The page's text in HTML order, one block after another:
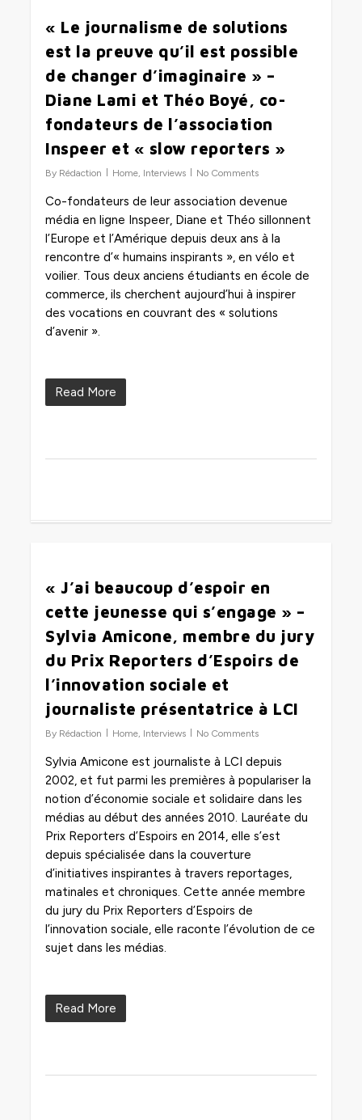
« Le journalisme de solutions
est la preuve qu’il est possible
de changer d’imaginaire » –
Diane Lami et Théo Boyé, co-
fondateurs de l’association
Inspeer et « slow reporters »
By Rédaction Home, Interviews No Comments
Co-fondateurs de leur association devenue
média en ligne Inspeer, Diane et Théo sillonnent
l’Europe et l’Amérique depuis deux ans à la
rencontre d’« humains inspirants », en vélo et
voilier. Tous deux anciens étudiants en école de
commerce, ils cherchent aujourd’hui à inspirer
des vocations en couvrant des « solutions
d’avenir ».
Read More
« J’ai beaucoup d’espoir en
cette jeunesse qui s’engage » –
Sylvia Amicone, membre du jury
du Prix Reporters d’Espoirs de
l’innovation sociale et
journaliste présentatrice à LCI
By Rédaction Home, Interviews No Comments
Sylvia Amicone est journaliste à LCI depuis
2002, et fut parmi les premières à populariser la
notion d’économie sociale et solidaire dans les
médias au début des années 2010. Lauréate du
Prix Reporters d’Espoirs en 2014, elle s’est
depuis spécialisée dans la couverture
d’initiatives inspirantes à travers reportages,
matinales et chroniques. Cette année membre
du jury du Prix Reporters d’Espoirs de
l’innovation sociale, elle raconte l’évolution de ce
sujet dans les médias.
Read More